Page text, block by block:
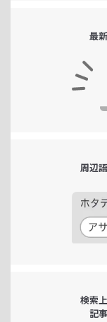
最
周辺
検索
記